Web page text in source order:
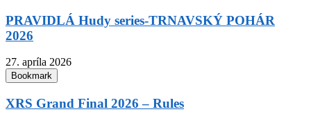
PRAVIDLÁ Hudy series-TRNAVSKÝ POHÁR
2026
27. apríla 2026
Bookmark
XRS Grand Final 2026 – Rules